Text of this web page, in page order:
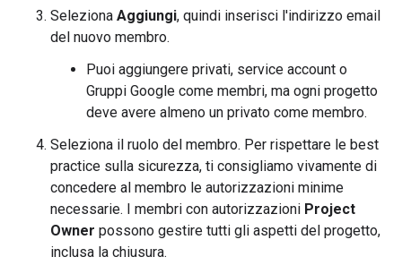
Seleziona Aggiungi, quindi inserisci l'indirizzo email
del nuovo membro.
Puoi aggiungere privati, service account o
Gruppi Google come membri, ma ogni progetto
deve avere almeno un privato come membro.
Seleziona il ruolo del membro. Per rispettare le best
practice sulla sicurezza, ti consigliamo vivamente di
concedere al membro le autorizzazioni minime
necessarie. I membri con autorizzazioni Project
Owner possono gestire tutti gli aspetti del progetto,
inclusa la chiusura.